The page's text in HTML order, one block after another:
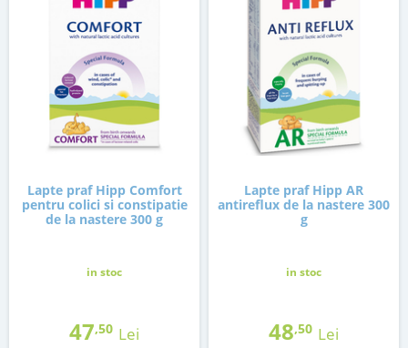
Lapte praf Hipp Comfort
pentru colici si constipatie
de la nastere 300 g
in stoc
47,50 Lei
Lapte praf Hipp AR
antireflux de la nastere 300
g
in stoc
48,50 Lei